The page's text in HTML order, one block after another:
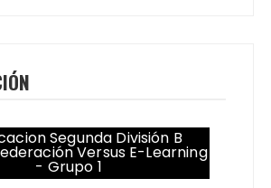
Segunda División B
Versus E-Learning
- Grupo 1